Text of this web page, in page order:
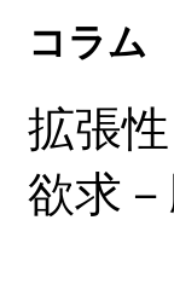
コラム
拡張
欲求